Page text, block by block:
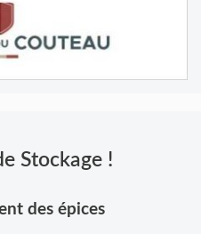
Stockage !
des épices